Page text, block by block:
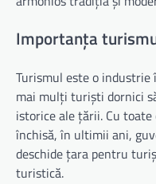
Importanța
Turismul este o
mai mulți turiști dornici
istorice ale țării. Cu
închisă, în ultimii ani,
deschide țara pentru
turistică.